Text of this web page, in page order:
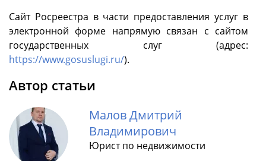
Сайт Росреестра в части предоставления услуг в
электронной форме напрямую связан с сайтом
государственных слуг (адрес:
https://www.gosuslugi.ru/).
Автор статьи
Малов Дмитрий
Владимирович
Юрист по недвижимости